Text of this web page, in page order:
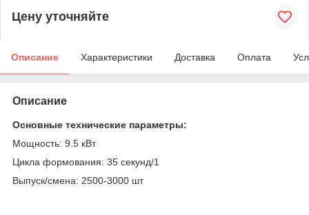
Цену уточняйте
Описание Характеристики Доставка Оплата
Описание
Основные технические параметры:
Мощность: 9.5 кВт
Цикла формования: 35 секунд/1
Выпуск/смена: 2500-3000 шт